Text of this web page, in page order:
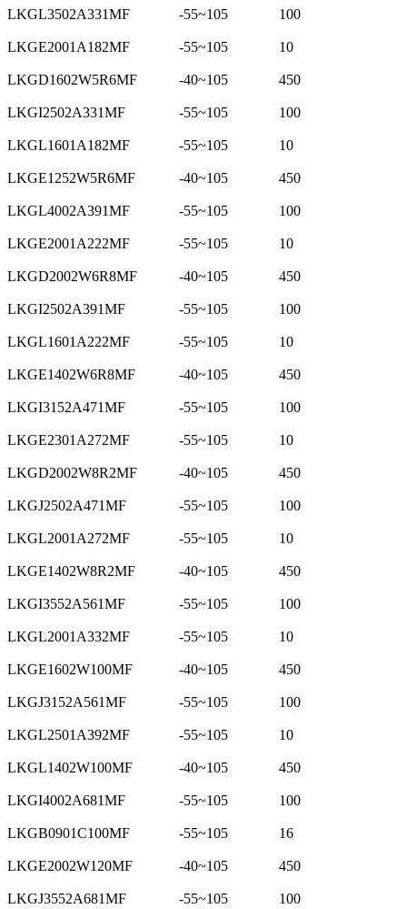
LKGL3502A331MF -55~105 100
LKGE2001A182MF -55~105 10
LKGD1602W5R6MF -40~105 450
LKGI2502A331MF -55~105 100
LKGL1601A182MF -55~105 10
LKGE1252W5R6MF -40~105 450
LKGL4002A391MF -55~105 100
LKGE2001A222MF -55~105 10
LKGD2002W6R8MF -40~105 450
LKGI2502A391MF -55~105 100
LKGL1601A222MF -55~105 10
LKGE1402W6R8MF -40~105 450
LKGI3152A471MF -55~105 100
LKGE2301A272MF -55~105 10
LKGD2002W8R2MF -40~105 450
LKGJ2502A471MF -55~105 100
LKGL2001A272MF -55~105 10
LKGE1402W8R2MF -40~105 450
LKGI3552A561MF -55~105 100
LKGL2001A332MF -55~105 10
LKGE1602W100MF -40~105 450
LKGJ3152A561MF -55~105 100
LKGL2501A392MF -55~105 10
LKGL1402W100MF -40~105 450
LKGI4002A681MF -55~105 100
LKGB0901C100MF -55~105 16
LKGE2002W120MF -40~105 450
LKGJ3552A681MF -55~105 100